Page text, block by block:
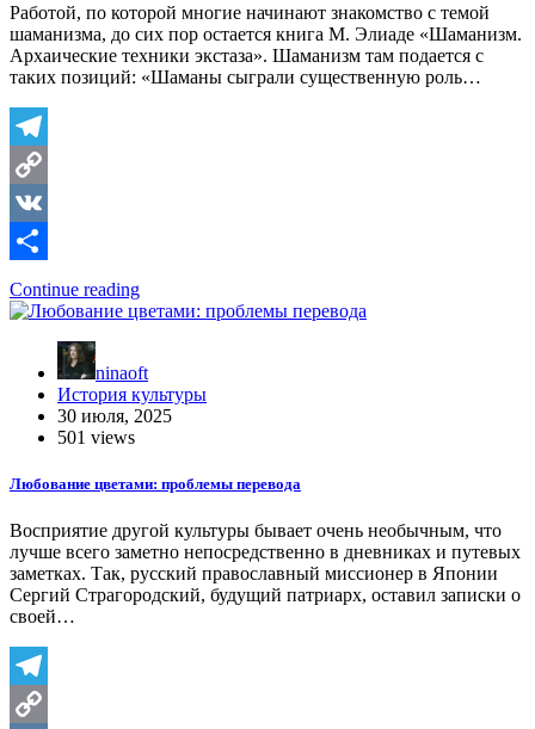
Работой, по которой многие начинают знакомство с темой
шаманизма, до сих пор остается книга М. Элиаде «Шаманизм.
Архаические техники экстаза». Шаманизм там подается с
таких позиций: «Шаманы сыграли существенную роль…
Telegram
Copy
Link
VK
Отправить
Continue reading
ninaoft
История культуры
30 июля, 2025
501 views
Любование цветами: проблемы перевода
Восприятие другой культуры бывает очень необычным, что
лучше всего заметно непосредственно в дневниках и путевых
заметках. Так, русский православный миссионер в Японии
Сергий Страгородский, будущий патриарх, оставил записки о
своей…
Telegram